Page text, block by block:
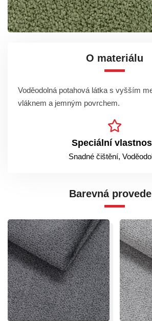
O materiálu
Voděodolná potahová látka s vyšším
vláknem a jemným povrchem.
Speciální
Snadné čištění,
Barevná